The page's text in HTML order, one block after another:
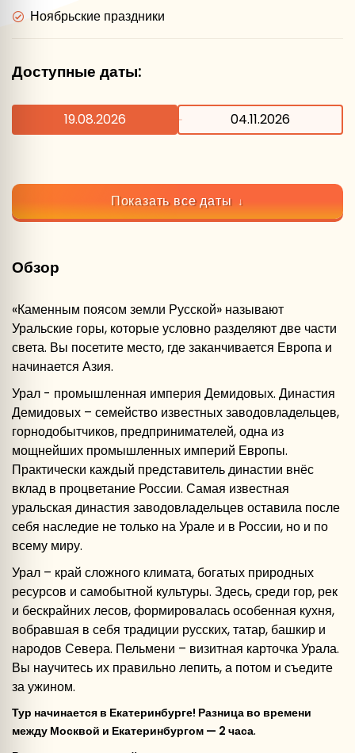
Ноябрьские праздники
Доступные даты:
19.08.2026 04.11.2026
Показать все даты
Обзор
«Каменным поясом земли Русской» называют
Уральские горы, которые условно разделяют две части
света. Вы посетите место, где заканчивается Европа и
начинается Азия.
Урал - промышленная империя Демидовых. Династия
Демидовых – семейство известных заводовладельцев,
горнодобытчиков, предпринимателей, одна из
мощнейших промышленных империй Европы.
Практически каждый представитель династии внёс
вклад в процветание России. Самая известная
уральская династия заводовладельцев оставила после
себя наследие не только на Урале и в России, но и по
всему миру.
Урал – край сложного климата, богатых природных
ресурсов и самобытной культуры. Здесь, среди гор, рек
и бескрайних лесов, формировалась особенная кухня,
вобравшая в себя традиции русских, татар, башкир и
народов Севера. Пельмени – визитная карточка Урала.
Вы научитесь их правильно лепить, а потом и съедите
за ужином.
Тур начинается в Екатеринбурге! Разница во времени
между Москвой и Екатеринбургом — 2 часа.